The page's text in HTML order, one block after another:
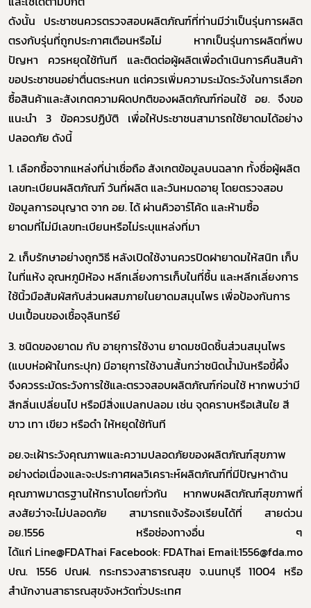
ดังนั้น ประชาชนควรตรวจสอบผลิตภัณฑ์ที่ท่านมีว่าเป็นรุ่นการผลิต
ตรงกับรุ่นที่ถูกประกาศเตือนหรือไม่ หากเป็นรุ่นการผลิตที่พบ
ปัญหา ควรหยุดใช้ทันที และติดต่อผู้ผลิตเพื่อดำเนินการคืนสินค้า
ขอประชาชนอย่าตื่นตระหนก แต่ควรเพิ่มความระมัดระวังในการเลือก
ซื้อสินค้าและสังเกตความผิดปกติของผลิตภัณฑ์ก่อนใช้ อย. จึงขอ
แนะนำ 3 ข้อควรปฏิบัติ เพื่อให้ประชาชนสามารถใช้ยาดมได้อย่าง
ปลอดภัย ดังนี้
1. เลือกซื้อจากแหล่งที่น่าเชื่อถือ สังเกตข้อมูลบนฉลาก ทั้งชื่อผู้ผลิต
เลขทะเบียนผลิตภัณฑ์ วันที่ผลิต และวันหมดอายุ โดยตรวจสอบ
ข้อมูลการอนุญาต จาก อย. ได้ ผ่านคิวอาร์โค้ด และห้ามซื้อ
ยาดมที่ไม่มีเลขทะเบียนหรือไม่ระบุแหล่งที่มา
2. เก็บรักษาอย่างถูกวิธี หลังเปิดใช้งานควรปิดฝายาดมให้สนิท เก็บ
ในที่แห้ง อุณหภูมิห้อง หลีกเลี่ยงการเก็บในที่ชื้น และหลีกเลี่ยงการ
ใช้นิ้วมือสัมผัสกับส่วนผสมภายในยาดมสมุนไพร เพื่อป้องกันการ
ปนเปื้อนของเชื้อจุลินทรีย์
3.ชนิดของยาดม กับ อายุการใช้งาน ยาดมชนิดชิ้นส่วนสมุนไพร
(แบบห่อผ้าในกระปุก) มีอายุการใช้งานสั้นกว่าชนิดน้ำมันหรือขี้ผึ้ง
จึงควรระมัดระวังการใช้และตรวจสอบผลิตภัณฑ์ก่อนใช้ หากพบว่ามี
สีกลิ่นเปลี่ยนไป หรือมีสิ่งแปลกปลอม เช่น จุดคราบหรือเส้นใย สี
ขาว เทา เขียว หรือดำ ให้หยุดใช้ทันที
อย.จะเฝ้าระวังคุณภาพและความปลอดภัยของผลิตภัณฑ์สุขภาพ
อย่างต่อเนื่องและจะประกาศผลวิเคราะห์ผลิตภัณฑ์ที่มีปัญหาด้าน
คุณภาพมาตรฐานให้ทราบโดยทั่วกัน
หากพบผลิตภัณฑ์สุขภาพที่
สงสัยว่าจะไม่ปลอดภัย สามารถแจ้งร้องเรียนได้ที่ สายด่วน
อย.1556 หรือช่องทางอื่น ๆ
ได้แก่ Line@FDAThai Facebook: FDAThai
ปณ. 1556 ปณฝ. กระทรวงสาธารณสุข จ.นนทบุรี11004 หรือ
สำนักงานสาธารณสุขจังหวัดทั่วประเทศ
ร้องเรียนเครื่องสำอางค์